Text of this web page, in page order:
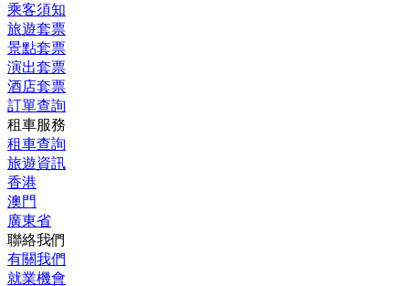
乘客須知
旅遊套票
景點套票
演出套票
酒店套票
訂單查詢
租車服務
租車查詢
旅遊資訊
香港
澳門
廣東省
聯絡我們
有關我們
就業機會